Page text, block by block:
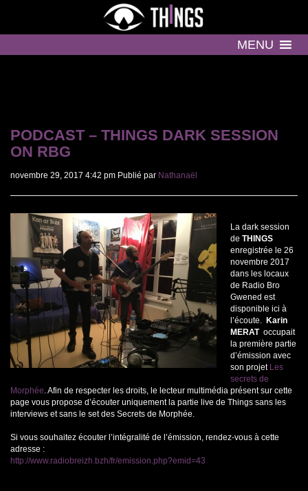
MENU
PODCAST – THINGS DARK SESSION
ON RBG
novembre 29, 2017 4:42 pm Publié par Nathanaël
La dark session
de THINGS
enregistrée le 26
novembre 2017
dans les locaux
de Radio Bro
Gwened est
disponible ici à
l’écoute. Karin
MERAToccupait
la première partie
d’émission avec
son projet Les
secrets de
Morphée. Afin de respecter les droits, le lecteur multimédia présent sur cette
page vous propose d’écouter uniquement la partie live de Things sans les
interviews et sans le set des Secrets de Morphée.
Si vous souhaitez écouter l’intégralité de l’émission, rendez-vous à cette
adresse :
http://www.radiobreizh.bzh/fr/emission.php?emid=43